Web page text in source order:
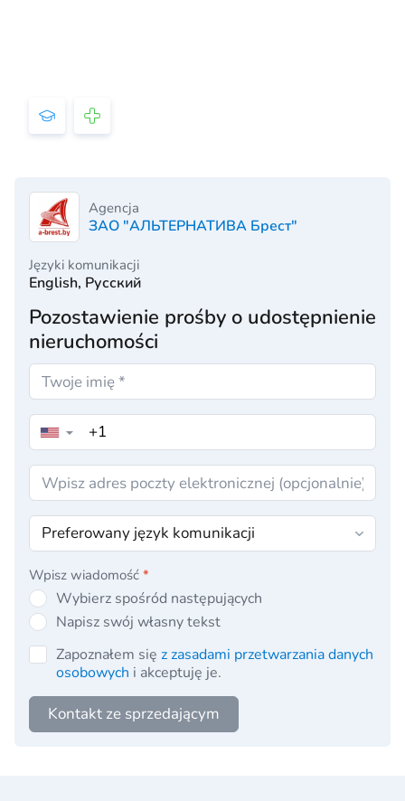
Agencja
ЗАО "АЛЬТЕРНАТИВА Брест"
Języki komunikacji
English, Русский
Pozostawienie prośby o udostępnienie
nieruchomości
▼
Wpisz wiadomość *
Wybierz spośród następujących
Napisz swój własny tekst
Zapoznałem się z zasadami przetwarzania danych
osobowych i akceptuję je.
Kontakt ze sprzedającym